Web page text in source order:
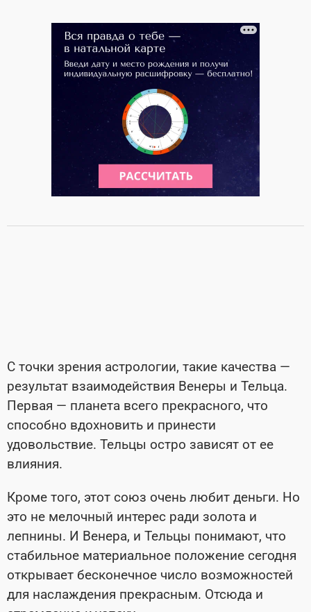
С точки зрения астрологии, такие качества —
результат взаимодействия Венеры и Тельца.
Первая — планета всего прекрасного, что
способно вдохновить и принести
удовольствие. Тельцы остро зависят от ее
влияния.
Кроме того, этот союз очень любит деньги. Но
это не мелочный интерес ради золота и
лепнины. И Венера, и Тельцы понимают, что
стабильное материальное положение сегодня
открывает бесконечное число возможностей
для наслаждения прекрасным. Отсюда и